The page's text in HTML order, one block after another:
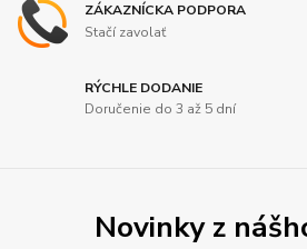
ZÁKAZNÍCKA PODPORA
Stačí zavolať
RÝCHLE DODANIE
Doručenie do 3 až 5 dní
Novinky z